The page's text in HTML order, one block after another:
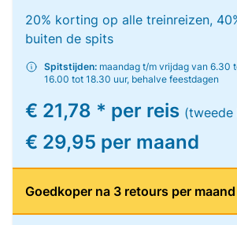
20% korting op alle treinreizen,
buiten de spits
Spitstijden: maandag t/m vrijdag van 6.30
16.00 tot 18.30 uur, behalve feestdagen
€ 21,78 * per reis (tweede
€ 29,95 per maand
Goedkoper na 3 retours per maand